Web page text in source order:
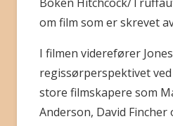
om film som er skrevet
I filmen viderefører Jones
regissørperspektivet
store filmskapere som
Anderson, David Fincher